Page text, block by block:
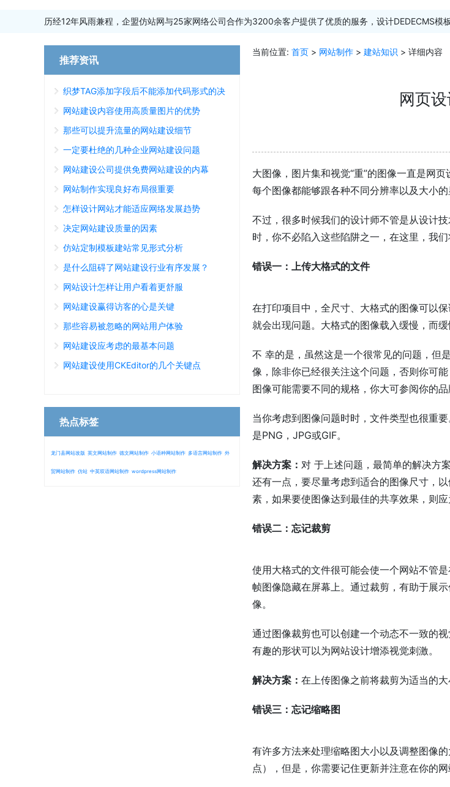
历经12年风雨兼程，企盟仿站网与25家网络公司合作为3200余客户提供了优质的服务，设计DEDECMS
当前位置: 首页 > 网站制作 > 建站知识 > 详细内容
网页
大图像，图片集和视觉“重”的图像一直是网
每个图像都能够跟各种不同分辨率以及大小
不过，很多时候我们的设计师不管是从设计
时，你不必陷入这些陷阱之一，在这里，我
错误一：上传大格式的文件
在打印项目中，全尺寸、大格式的图像可以
就会出现问题。大格式的图像载入缓慢，而
不 幸的是，虽然这是一个很常见的问题，但
像，除非你已经很关注这个问题，否则你可
图像可能需要不同的规格，你大可参阅你的
当你考虑到图像问题时时，文件类型也很重
是PNG，JPG或GIF。
解决方案： 对 于上述问题，最简单的解决方
还有一点，要尽量考虑到适合的图像尺寸，
素，如果要使图像达到最佳的共享效果，则应
错误二：忘记裁剪
使用大格式的文件很可能会使一个网站不管
帧图像隐藏在屏幕上。通过裁剪，有助于展
像。
通过图像裁剪也可以创建一个动态不一致的
有趣的形状可以为网站设计增添视觉刺激。
解决方案： 在上传图像之前将裁剪为适当的
错误三：忘记缩略图
有许多方法来处理缩略图大小以及调整图像
点），但是，你需要记住更新并注意在你的网
推荐资讯
织梦TAG添加字段后不能添加代码形式的决
绝方案
网站建设内容使用高质量图片的优势
那些可以提升流量的网站建设细节
一定要杜绝的几种企业网站建设问题
网站建设公司提供免费网站建设的内幕
网站制作实现良好布局很重要
怎样设计网站才能适应网络发展趋势
决定网站建设质量的因素
仿站定制模板建站常见形式分析
是什么阻碍了网站建设行业有序发展？
网站设计怎样让用户看着更舒服
网站建设赢得访客的心是关键
那些容易被忽略的网站用户体验
网站建设应考虑的最基本问题
网站建设使用CKEditor的几个关键点
热点标签
龙门县网站改版 英文网站制作 德文网站制作 小语种网站制作 多语言网站制作 外
贸网站制作 仿站 中英双语网站制作 wordpress网站制作